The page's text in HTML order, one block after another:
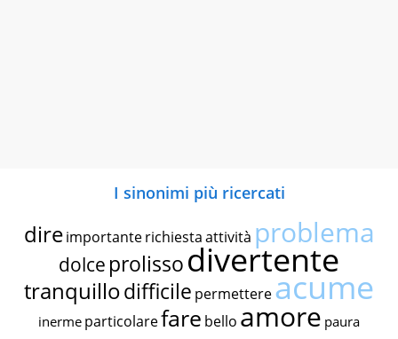
I sinonimi più ricercati
dire importante richiestaattività problema
dolce prolissodivertente
tranquillodifficile permettereacume
inerme particolarefare bello amore paura